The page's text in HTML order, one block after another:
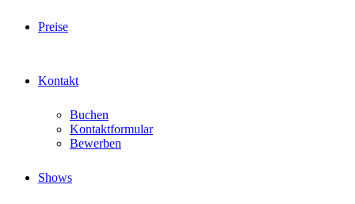
Preise
Kontakt
Buchen
Kontaktformular
Bewerben
Shows